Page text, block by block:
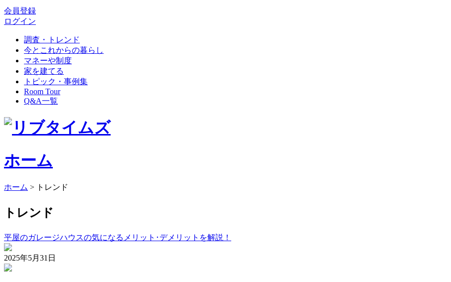
会員登録
ログイン
調査・トレンド
今とこれからの暮らし
マネーや制度
家を建てる
トピック・事例集
Room Tour
Q&A一覧
ホーム
ホーム > トレンド
トレンド
平屋のガレージハウスの気になるメリット･デメリットを解説！
2025年5月31日